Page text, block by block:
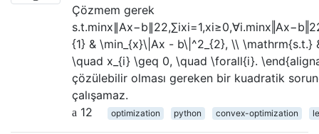
Çözmem gerek
{1} & \min_{x}\|Ax - b\|^2_{2}, \\ \mathrm{s.t.}
\quad x_{i} \geq 0, \quad \forall{i}.
çözülebilir olması gereken bir kuadratik
çalışamaz.
12
optimization python convex-optimization